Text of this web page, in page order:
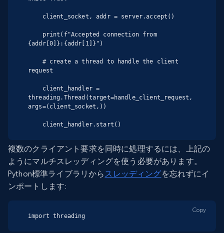
{addr[0]}:{addr[1]}")
request
threading.Thread(target=handle_client_request,
args=(client_socket,))
    client_handler.start()
複数のクライアント要求を同時に処理するには、上記の
ようにマルチスレッディングを使う必要があります。
Python標準ライブラリからスレッディングを忘れずにイ
ンポートします:
import threading
Copy